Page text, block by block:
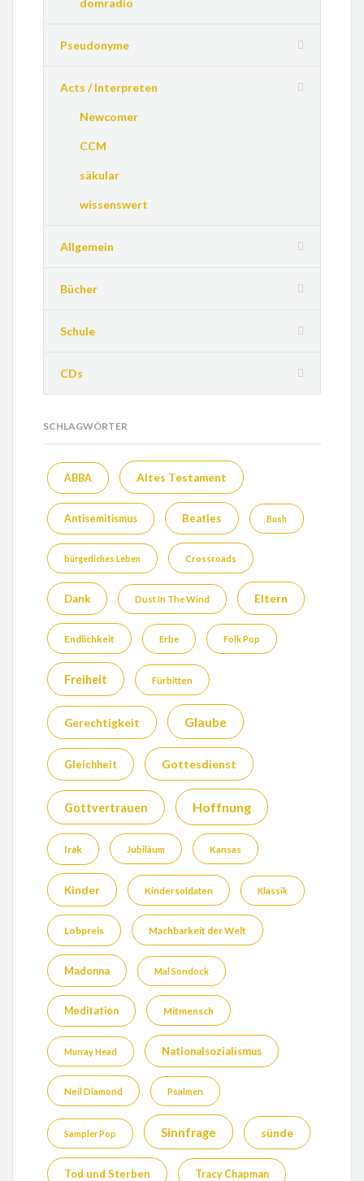
domradio
Pseudonyme
Acts / Interpreten
Newcomer
CCM
säkular
wissenswert
Allgemein
Bücher
Schule
CDs
SCHLAGWÖRTER
ABBA Altes Testament
Antisemitismus Beatles Bush
bürgerliches Leben Crossroads
Dank Dust In The Wind Eltern
Endlichkeit Erbe Folk Pop
Freiheit Fürbitten
Gerechtigkeit Glaube
Gleichheit Gottesdienst
Gottvertrauen Hoffnung
Irak Jubiläum Kansas
Kinder Kindersoldaten Klassik
Lobpreis Machbarkeit der Welt
Madonna Mal Sondock
Meditation Mitmensch
Murray Head Nationalsozialismus
Neil Diamond Psalmen
Sampler Pop Sinnfrage sünde
Tod und Sterben Tracy Chapman